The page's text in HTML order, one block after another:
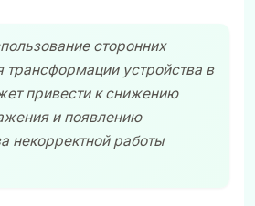
сторонних
устройства в
привести к снижению
и появлению
некорректной работы